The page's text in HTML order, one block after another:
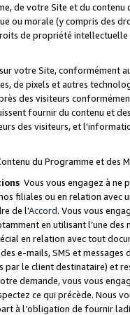
de votre Site et du
ou morale (y compris des
de propriété
votre Site, conformément
de pixels et autres
des visiteurs
fournir du contenu et
des visiteurs, et
du Programme et des
Vous vous engagez à ne
filiales ou en relation avec
de l’Accord. Vous vous
en utilisant l’une
en relation avec tout
e-mails, SMS et
le client destinataire) et
demande, vous vous
ce qui précède. Nous
à l’obligation de fournir